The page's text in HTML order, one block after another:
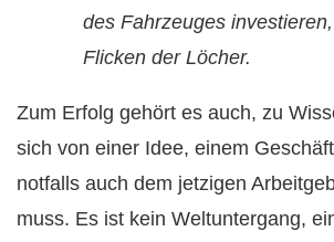
des Fahrzeuges
Flicken der Löcher.
Zum Erfolg gehört es auch, zu
sich von einer Idee, einem
notfalls auch dem jetzigen
muss. Es ist kein Weltuntergang,